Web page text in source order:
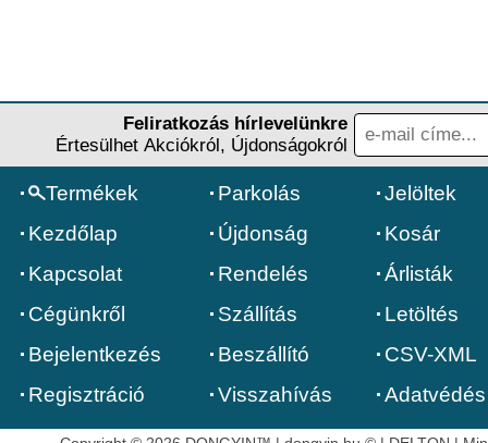
Feliratkozás hírlevelünkre
Értesülhet Akciókról, Újdonságokról
Termékek
Kezdőlap
Kapcsolat
Cégünkről
Bejelentkezés
Regisztráció
Parkolás
Újdonság
Rendelés
Szállítás
Beszállító
Visszahívás
Jelöltek
Kosár
Árlisták
Letöltés
CSV-XML
Adatvédés